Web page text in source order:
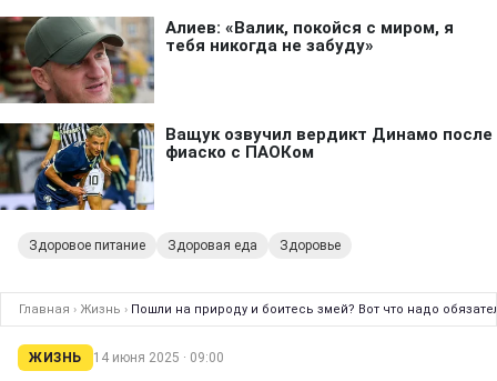
Здоровое питание Здоровая еда Здоровье
Главная › Жизнь › Пошли на природу и боитесь змей? Вот что надо
ЖИЗНЬ 14 июня 2025 · 09:00